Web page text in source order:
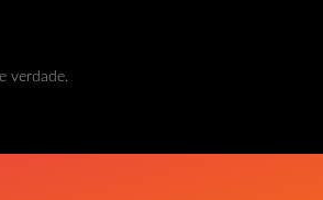
verdade.